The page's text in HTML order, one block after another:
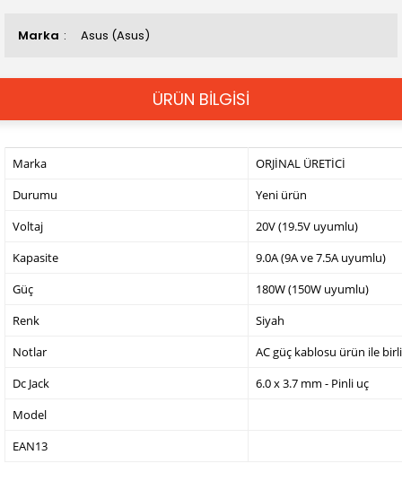
Marka Asus (Asus)
ÜRÜN BİLGİSİ
Marka
ORJİNAL ÜRETİCİ
Durumu
Yeni ürün
Voltaj
20V (19.5V uyumlu)
Kapasite
9.0A (9A ve 7.5A uyumlu)
Güç
180W (150W uyumlu)
Renk
Siyah
Notlar
AC güç kablosu ürün ile
Dc Jack
6.0 x 3.7 mm - Pinli uç
Model
EAN13